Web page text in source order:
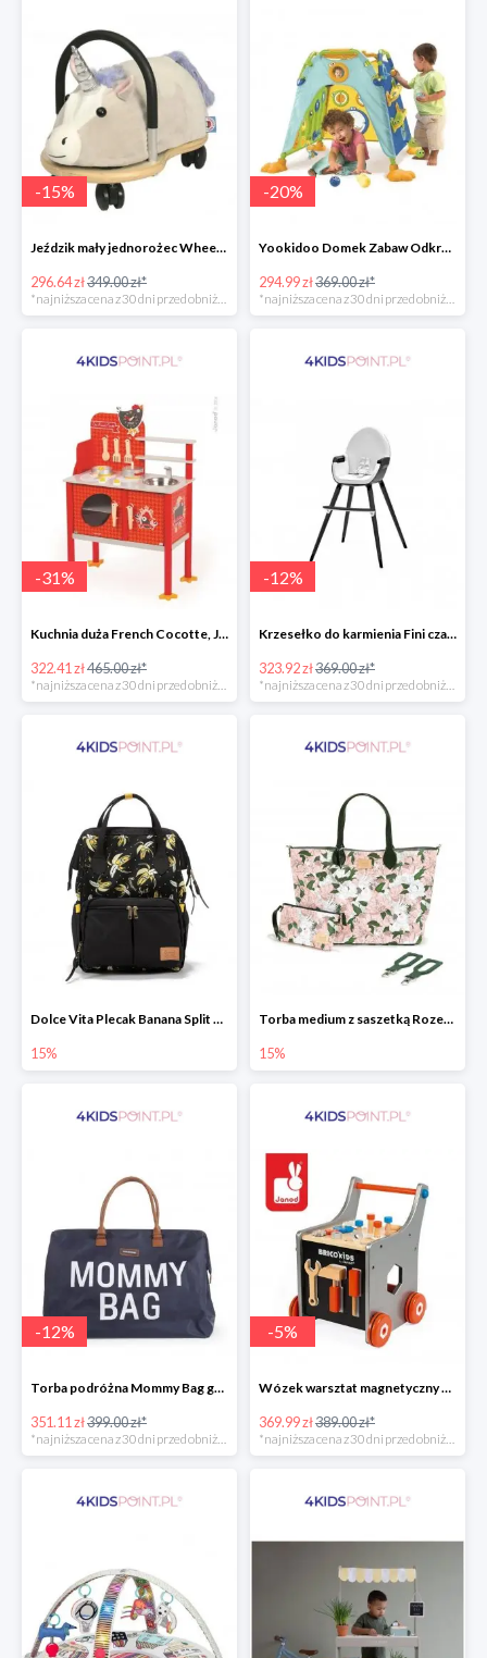
-15%
Jeździk mały jednorożec Wheely Bug
296.64 zł349.00 zł*
*najniższa cena z 30 dni przed obniżką
-20%
Yookidoo Domek Zabaw Odkrywczy
294.99 zł369.00 zł*
*najniższa cena z 30 dni przed obniżką
-31%
Kuchnia duża French Cocotte, Janod
322.41 zł465.00 zł*
-12%
Krzesełko do karmienia Fini czarne 2w1 Kinderkraft
323.92 zł369.00 zł*
Dolce Vita Plecak Banana Split Black La Millou
15%
Torba medium z saszetką Rozenek Lady Peony Premium Zip La Millou
15%
-12%
Torba podróżna Mommy Bag grant Childhome
351.11 zł399.00 zł*
*najniższa cena z 30 dni przed obniżką
-5%
Wózek warsztat magnetyczny z narzędziami Brico ‘Kids kolekcja 2018, Janod
369.99 zł389.00 zł*
*najniższa cena z 30 dni przed obniżką